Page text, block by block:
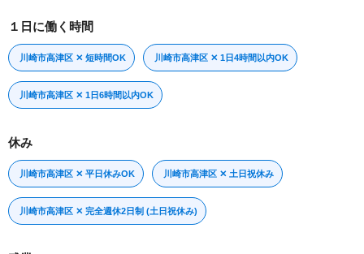
１日に働く時間
川崎市高津区 ✕ 短時間OK 川崎市高津区 ✕ 1日4時間以内OK
川崎市高津区 ✕ 1日6時間以内OK
休み
川崎市高津区 ✕ 平日休みOK 川崎市高津区 ✕ 土日祝休み
川崎市高津区 ✕ 完全週休2日制 (土日祝休み)